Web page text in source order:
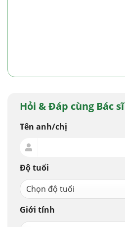
Hỏi & Đáp cùng Bác sĩ
Tên anh/chị
Độ tuổi
Giới tính